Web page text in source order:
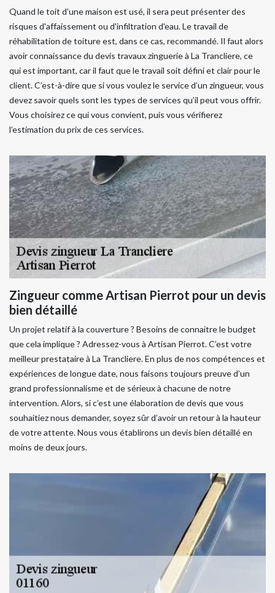
Quand le toit d’une maison est usé, il sera peut présenter des
risques d'affaissement ou d'infiltration d'eau. Le travail de
réhabilitation de toiture est, dans ce cas, recommandé. Il faut alors
avoir connaissance du devis travaux zinguerie à La Trancliere, ce
qui est important, car il faut que le travail soit défini et clair pour le
client. C’est-à-dire que si vous voulez le service d’un zingueur, vous
devez savoir quels sont les types de services qu’il peut vous offrir.
Vous choisirez ce qui vous convient, puis vous vérifierez
l’estimation du prix de ces services.
Zingueur comme Artisan Pierrot pour un devis
bien détaillé
Un projet relatif à la couverture ? Besoins de connaitre le budget
que cela implique ? Adressez-vous à Artisan Pierrot. C’est votre
meilleur prestataire à La Trancliere. En plus de nos compétences et
expériences de longue date, nous faisons toujours preuve d’un
grand professionnalisme et de sérieux à chacune de notre
intervention. Alors, si c’est une élaboration de devis que vous
souhaitiez nous demander, soyez sûr d’avoir un retour à la hauteur
de votre attente. Nous vous établirons un devis bien détaillé en
moins de deux jours.